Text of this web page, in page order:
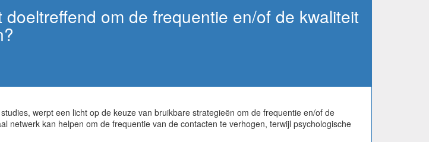
om de frequentie en/of de kwaliteit
werpt een licht op de keuze van bruikbare strategieën om de frequentie en/of de
netwerk kan helpen om de frequentie van de contacten te verhogen, terwijl psychologische